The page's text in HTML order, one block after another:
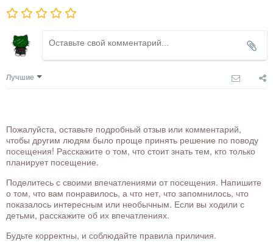
Лучшие
Пожалуйста, оставьте подробный отзыв или комментарий,
чтобы другим людям было проще принять решение по поводу
посещения! Расскажите о том, что стоит знать тем, кто только
планирует посещение.
Поделитесь с своими впечатлениями от посещения. Напишите
о том, что вам понравилось, а что нет, что запомнилось, что
показалось интересным или необычным. Если вы ходили с
детьми, расскажите об их впечатлениях.
Будьте корректны, и соблюдайте правила приличия.